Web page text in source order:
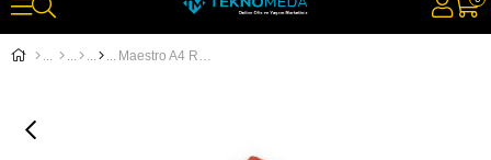
Maestro A4 Renkli Fotokopi Kağıdı Kırmızı CO44 80Gr 1 Koli